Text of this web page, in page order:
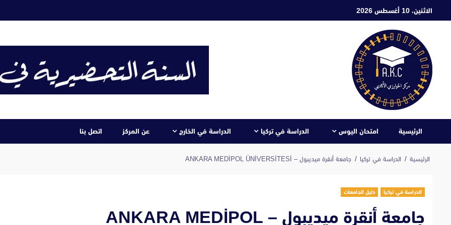
الاثنين، 10 أغسطس 2026
الرئيسية امتحان اليوس الدراسة في تركيا الدراسة في الخارج عن المركز اتصل بنا
الرئيسية الدراسة في تركيا جامعة أنقرة ميديبول – ANKARA MEDİPOL ÜNİVERSİTESİ
الدراسة في تركيا دليل الجامعات
جامعة أنقرة ميديبول – ANKARA MEDİPOL